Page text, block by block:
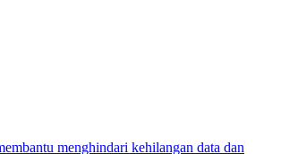
menghindari kehilangan data dan